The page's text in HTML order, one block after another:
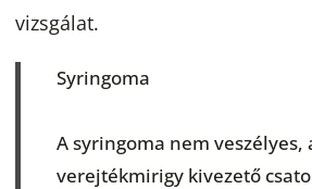
vizsgálat.
Syringoma
A syringoma nem veszélyes,
verejtékmirigy kivezető